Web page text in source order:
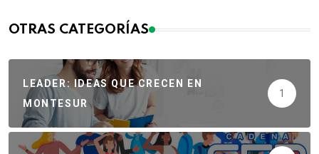
OTRAS CATEGORÍAS
LEADER: IDEAS QUE CRECEN EN
MONTESUR
1